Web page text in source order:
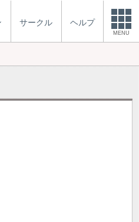
サークル ヘルプ
MENU